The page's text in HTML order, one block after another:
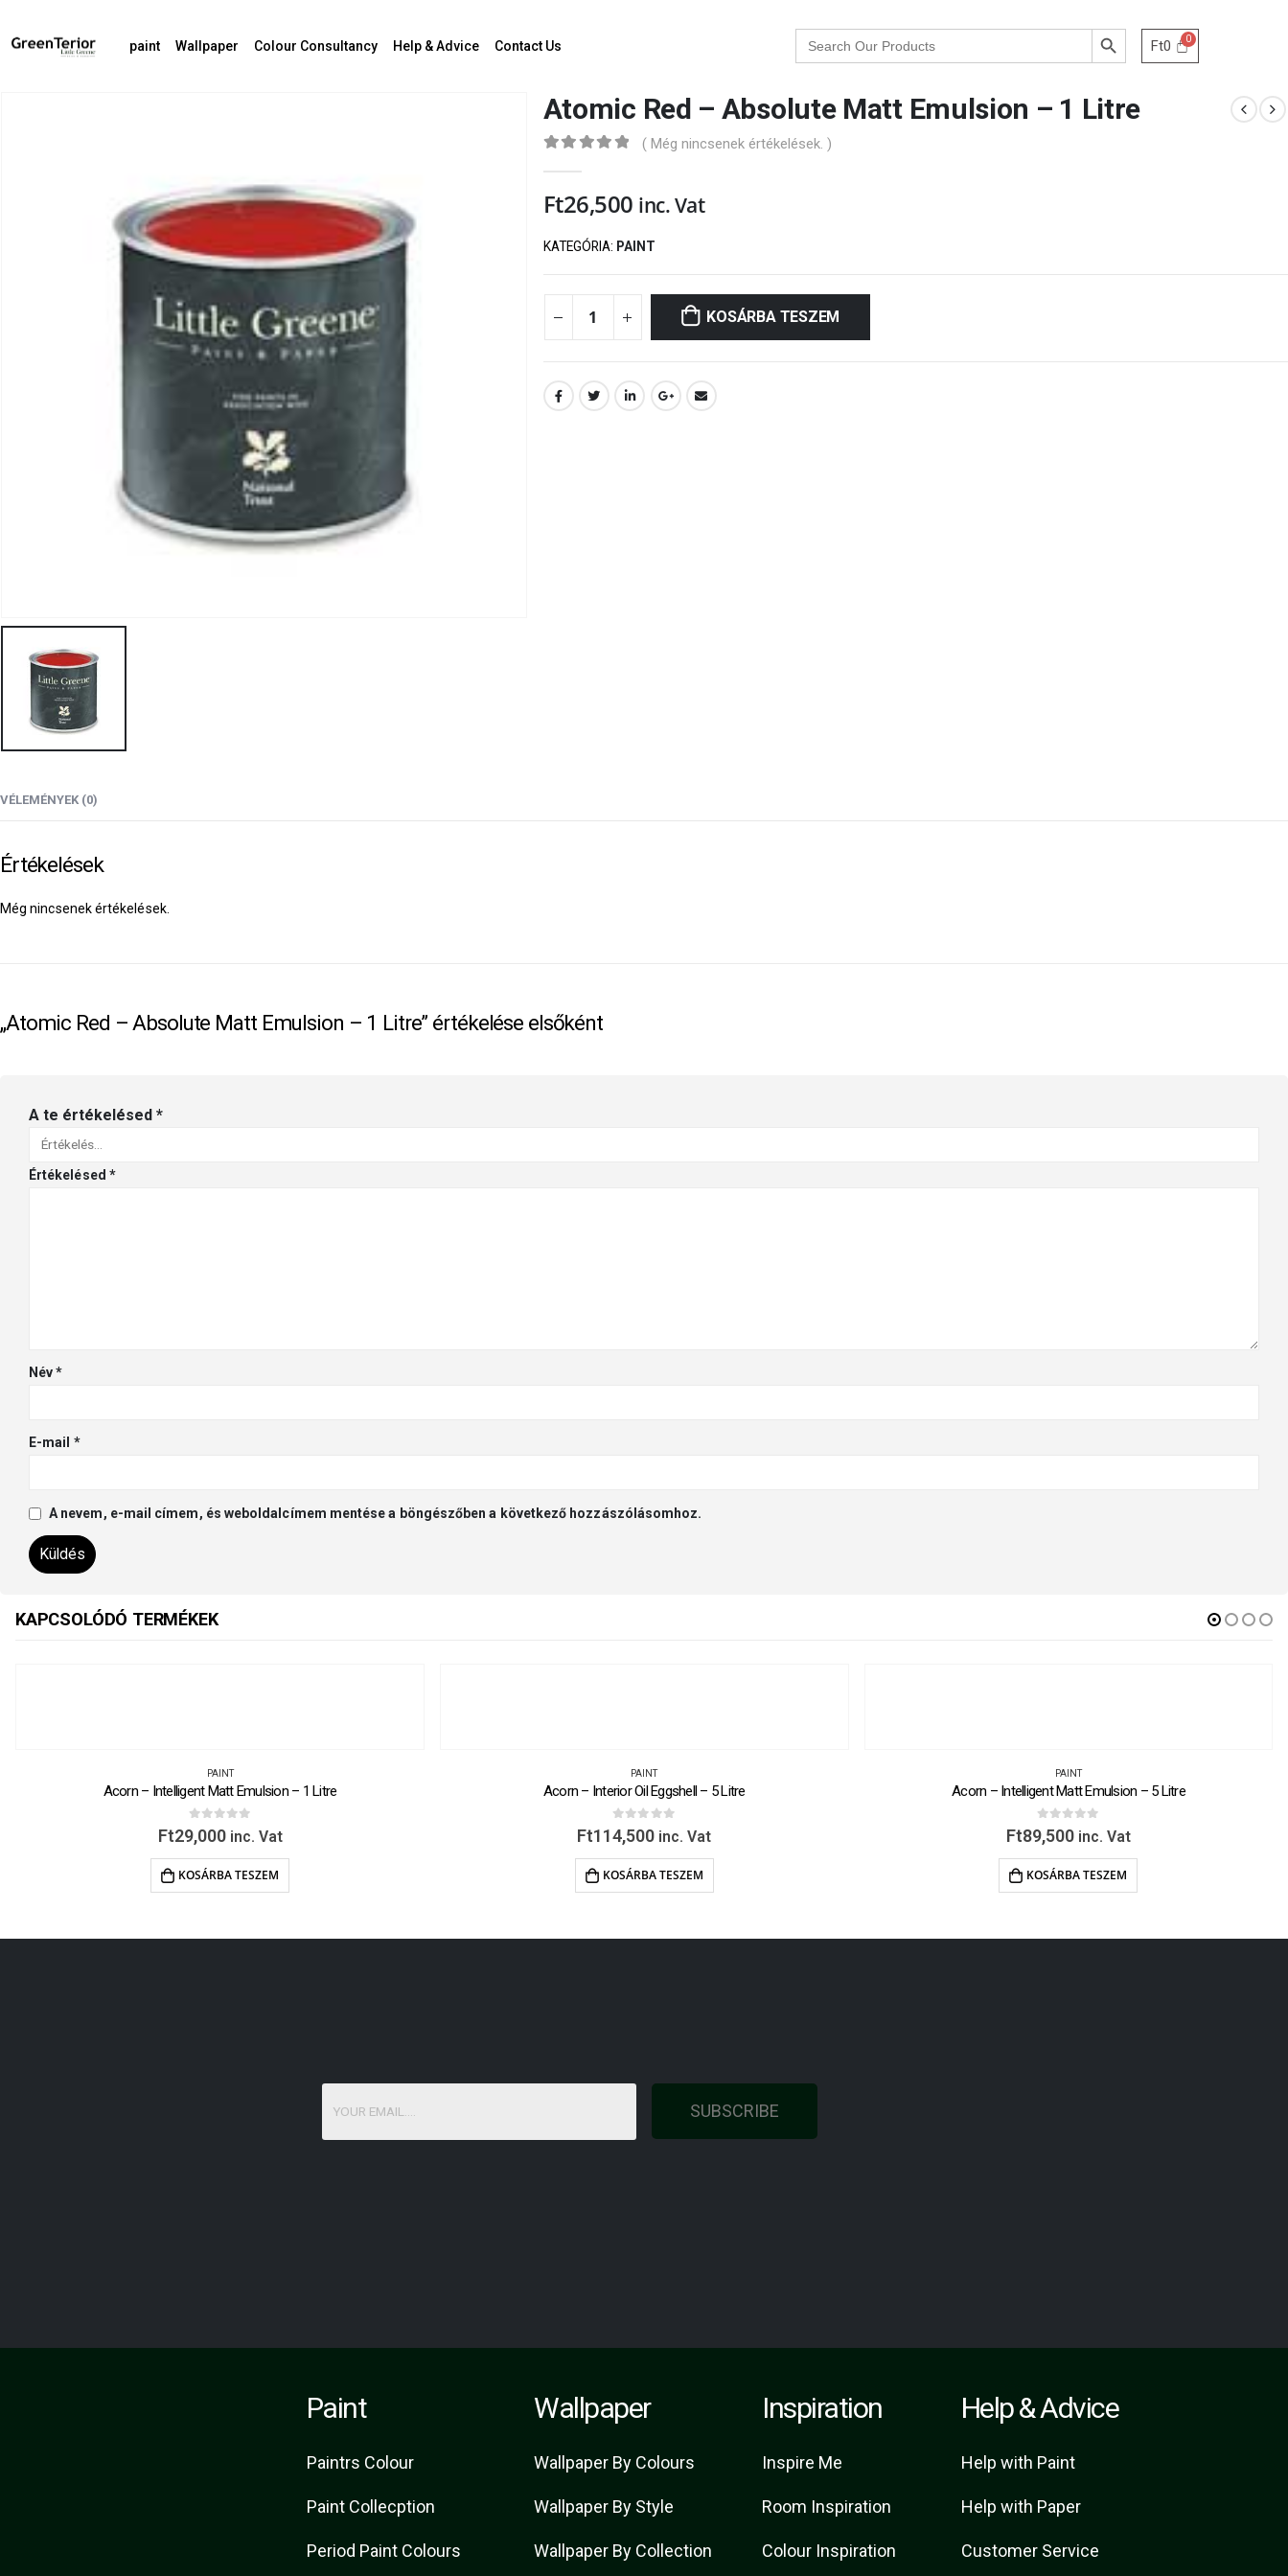
paint Wallpaper Colour Consultancy Help & Advice Contact Us
Search
for:
Search Button
Ft0
Atomic Red – Absolute Matt Emulsion – 1 Litre
( Még nincsenek értékelések. )
Ft26,500 inc. Vat
KATEGÓRIA: PAINT
KOSÁRBA TESZEM
VÉLEMÉNYEK (0)
Értékelések
Még nincsenek értékelések.
„Atomic Red – Absolute Matt Emulsion – 1 Litre” értékelése elsőként
A te értékelésed *
Értékelésed *
Név*
E-mail *
A nevem, e-mail címem, és weboldalcímem mentése a böngészőben a következő hozzászólásomhoz.
KAPCSOLÓDÓ TERMÉKEK
PAINT
Acorn – Intelligent Matt Emulsion – 1 Litre
0 out of 5
Ft29,000 inc. Vat
KOSÁRBA TESZEM
PAINT
Acorn – Interior Oil Eggshell – 5 Litre
0out of 5
Ft114,500 inc. Vat
KOSÁRBA TESZEM
PAINT
Acorn – Intelligent Matt Emulsion – 5 Litre
0 out of 5
Ft89,500 inc. Vat
KOSÁRBA TESZEM
SUBSCRIBE
Paint
Paintrs Colour
Paint Collecption
Period Paint Colours
Wallpaper
Wallpaper By Colours
Wallpaper By Style
Wallpaper By Collection
Inspiration
Inspire Me
Room Inspiration
Colour Inspiration
Help & Advice
Help with Paint
Help with Paper
Customer Service